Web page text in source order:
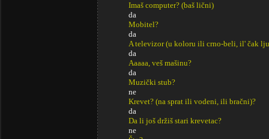
Imaš computer? (baš lični)
da
Mobitel?
da
A televizor (u koloru ili crno-beli, il' čak
da
Aaaaa, veš mašinu?
da
Muzički stub?
ne
Krevet? (na sprat ili vodeni, ili bračni)?
da
Da li još držiš stari krevetac?
ne